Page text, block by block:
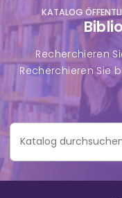
KATALOG
Recherchieren
Recherchieren Sie
Katalog
durchsuchen